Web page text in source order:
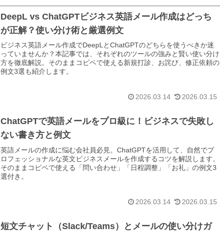
DeepL vs ChatGPTビジネス英語メール作成はどっち
が正解？使い分け術と厳選例文
ビジネス英語メール作成でDeepLとChatGPTのどちらを使うべきか迷
っていませんか？本記事では、それぞれのツールの強みと賢い使い分け
方を徹底解説。そのままコピペで使える新規打診、お詫び、修正依頼の
例文3選も紹介します。
2026.03.14 2026.03.15
ChatGPTで英語メールをプロ級に！ビジネスで失敗し
ない書き方と例文
英語メールの作成に悩む会社員必見。ChatGPTを活用して、自然でプ
ロフェッショナルな英文ビジネスメールを作成するコツを解説します。
そのままコピペで使える「問い合わせ」「日程調整」「お礼」の例文3
選付き。
2026.03.14 2026.03.15
短文チャット（Slack/Teams）とメールの使い分けガ